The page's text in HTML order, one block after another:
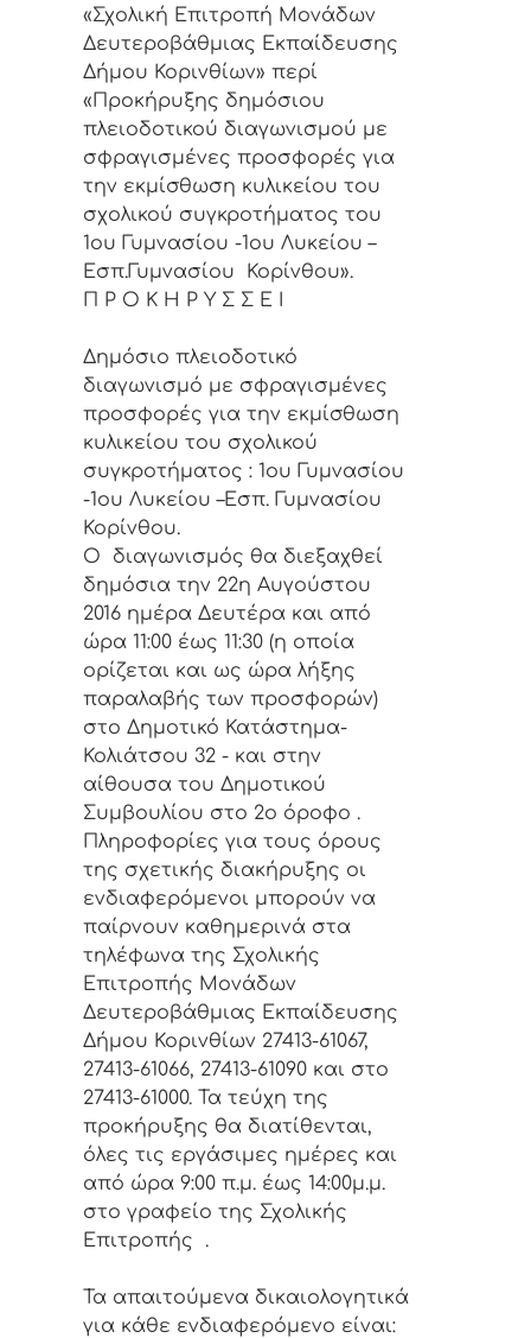
«Σχολική Επιτροπή Μονάδων
Δευτεροβάθμιας Εκπαίδευσης
Δήμου Κορινθίων» περί
«Προκήρυξης δημόσιου
πλειοδοτικού διαγωνισμού με
σφραγισμένες προσφορές για
την εκμίσθωση κυλικείου του
σχολικού συγκροτήματος του
1ου Γυμνασίου -1ου Λυκείου –
Εσπ.Γυμνασίου Κορίνθου».
Π Ρ Ο Κ Η Ρ Υ Σ Σ Ε Ι
Δημόσιο πλειοδοτικό
διαγωνισμό με σφραγισμένες
προσφορές για την εκμίσθωση
κυλικείου του σχολικού
συγκροτήματος : 1ου Γυμνασίου
-1ου Λυκείου –Εσπ. Γυμνασίου
Κορίνθου.
Ο διαγωνισμός θα διεξαχθεί
δημόσια την 22η Αυγούστου
2016 ημέρα Δευτέρα και από
ώρα 11:00 έως 11:30 (η οποία
ορίζεται και ως ώρα λήξης
παραλαβής των προσφορών)
στο Δημοτικό Κατάστημα-
Κολιάτσου 32 - και στην
αίθουσα του Δημοτικού
Συμβουλίου στο 2ο όροφο .
Πληροφορίες για τους όρους
της σχετικής διακήρυξης οι
ενδιαφερόμενοι μπορούν να
παίρνουν καθημερινά στα
τηλέφωνα της Σχολικής
Επιτροπής Μονάδων
Δευτεροβάθμιας Εκπαίδευσης
Δήμου Κορινθίων 27413-61067,
27413-61066, 27413-61090 και στο
27413-61000. Τα τεύχη της
προκήρυξης θα διατίθενται,
όλες τις εργάσιμες ημέρες και
από ώρα 9:00 π.μ. έως 14:00μ.μ.
στο γραφείο της Σχολικής
Επιτροπής .
Τα απαιτούμενα δικαιολογητικά
για κάθε ενδιαφερόμενο είναι: